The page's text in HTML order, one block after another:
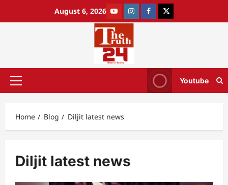
August 6, 2026
Youtube
Home Blog Diljit latest news
Diljit latest news